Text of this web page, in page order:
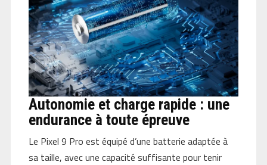
Autonomie et charge rapide : une
endurance à toute épreuve
Le Pixel 9 Pro est équipé d’une batterie adaptée à
sa taille, avec une capacité suffisante pour tenir